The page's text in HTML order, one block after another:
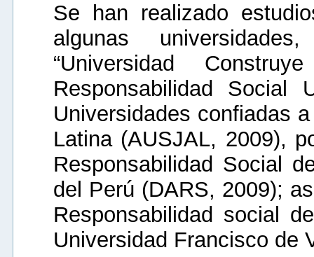
Se han realizado
algunas
“Universidad
Responsabilidad Social
Universidades confiadas
Latina (AUSJAL, 2009),
Responsabilidad Social
del Perú (DARS, 2009);
Responsabilidad social
Universidad Francisco de